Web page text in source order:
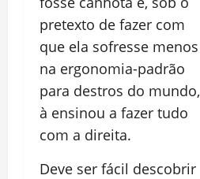
pretexto de fazer com
que ela sofresse menos
na ergonomia-padrão
para destros do mundo,
à ensinou a fazer tudo
com a direita.
Deve ser fácil descobrir